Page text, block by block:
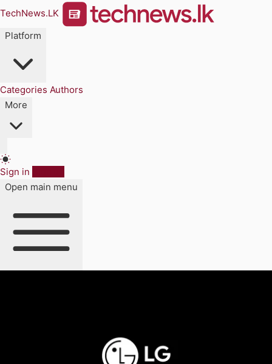
TechNews.LK
Platform
Categories Authors
More
Sign in
Open main menu